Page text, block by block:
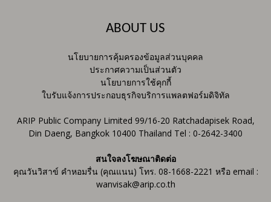
ABOUT US
นโยบายการคุ้มครองข้อมูลส่วนบุคคล
ประกาศความเป็นส่วนตัว
นโยบายการใช้คุกกี้
ใบรับแจ้งการประกอบธุรกิจบริการแพลตฟอร์มดิจิทัล
ARIP Public Company Limited 99/16-20 Ratchadapisek Road,
Din Daeng, Bangkok 10400 Thailand Tel : 0-2642-3400
สนใจลงโฆษณาติดต่อ
คุณวันวิสาข์ คำหอมรื่น (คุณแนน) โทร. 08-1668-2221 หรือ email :
wanvisak@arip.co.th